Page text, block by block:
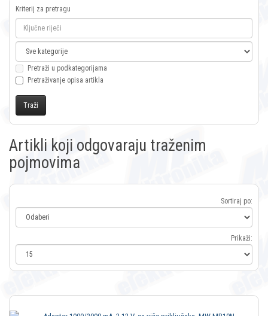
Kriterij za pretragu
Pretraži u podkategorijama
Pretraživanje opisa artikla
Artikli koji odgovaraju traženim
pojmovima
Sortiraj po:
Prikaži: